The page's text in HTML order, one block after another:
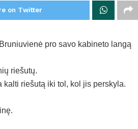
on Twitter
pro savo kabineto langą
riešutų.
kalti riešutą iki tol, kol jis perskyla.